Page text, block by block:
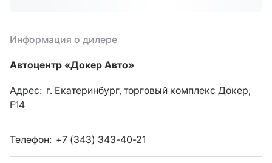
Информация о дилере
Автоцентр «Докер Авто»
Адрес: г. Екатеринбург, торговый комплекс Докер,
F14
Телефон: +7 (343) 343-40-21